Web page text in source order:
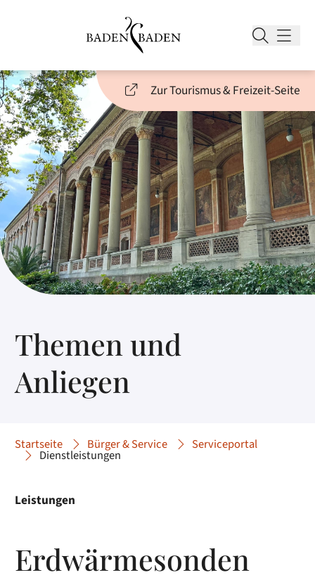
Zur Tourismus & Freizeit-Seite
Themen und
Anliegen
Startseite Bürger & Service Serviceportal
Dienstleistungen
Leistungen
Erdwärmesonden